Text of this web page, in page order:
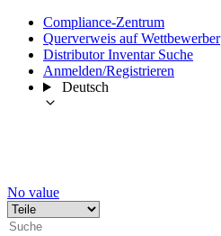
Compliance-Zentrum
Querverweis auf Wettbewerber
Distributor Inventar Suche
Anmelden/Registrieren
Deutsch
No value